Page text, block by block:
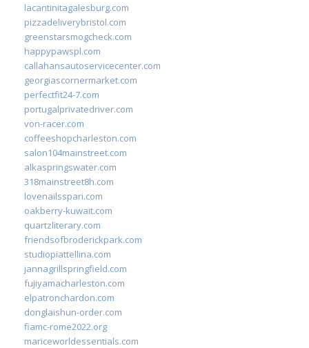
lacantinitagalesburg.com
pizzadeliverybristol.com
greenstarsmogcheck.com
happypawspl.com
callahansautoservicecenter.com
georgiascornermarket.com
perfectfit24-7.com
portugalprivatedriver.com
von-racer.com
coffeeshopcharleston.com
salon104mainstreet.com
alkaspringswater.com
318mainstreet8h.com
lovenailsspari.com
oakberry-kuwait.com
quartzliterary.com
friendsofbroderickpark.com
studiopiattellina.com
jannagrillspringfield.com
fujiyamacharleston.com
elpatronchardon.com
donglaishun-order.com
fiamc-rome2022.org
mariceworldessentials.com